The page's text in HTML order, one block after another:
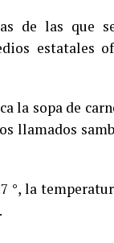
de las que
estatales
la sopa de
llamados
°, la